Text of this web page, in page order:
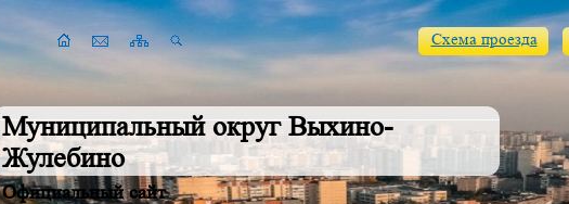
Муниципальный округ Выхино-
Жулебино
Официальный сайт
Схема проезда